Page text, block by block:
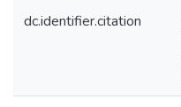
dc.identifier.citation